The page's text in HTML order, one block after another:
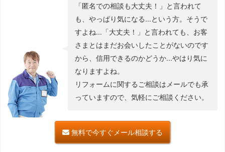
「匿名での相談も大丈夫！」と言われて
も、やっぱり気になる...という方。そうで
すよね...「大丈夫！」と言われても、お客
さまとはまだお会いしたことがないのです
から、信用できるのかどうか...やはり気に
なりますよね。
リフォームに関するご相談はメールでも承
っていますので、気軽にご相談ください。
無料で今すぐメール相談する